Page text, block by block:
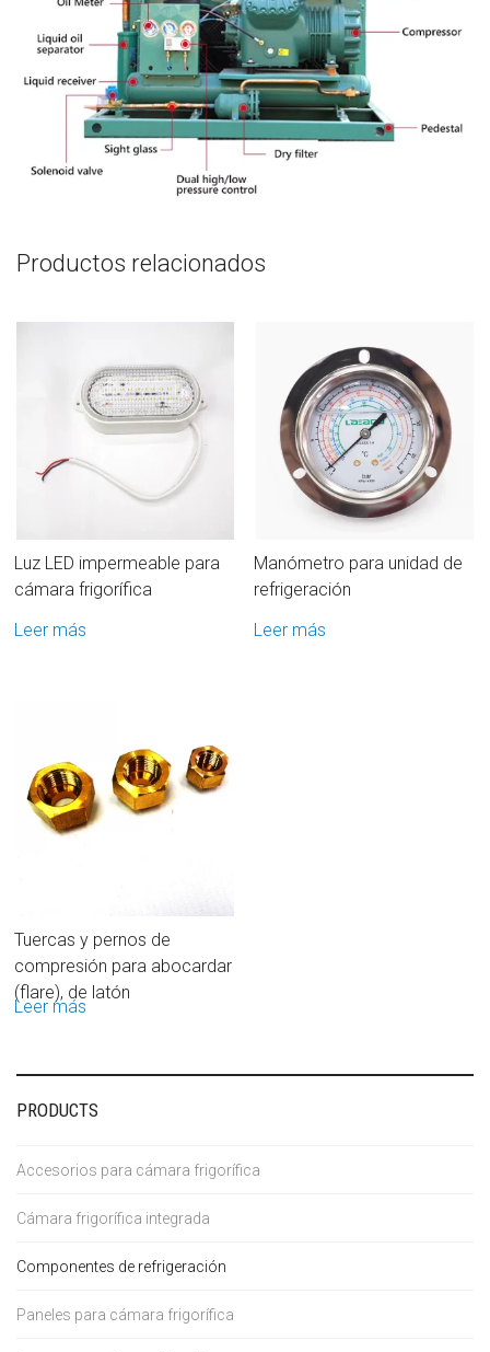
Productos relacionados
Luz LED impermeable para
cámara frigorífica
Leer más
Manómetro para unidad de
refrigeración
Leer más
Tuercas y pernos de
compresión para abocardar
(flare), de latón
Leer más
PRODUCTS
Accesorios para cámara frigorífica
Cámara frigorífica integrada
Componentes de refrigeración
Paneles para cámara frigorífica